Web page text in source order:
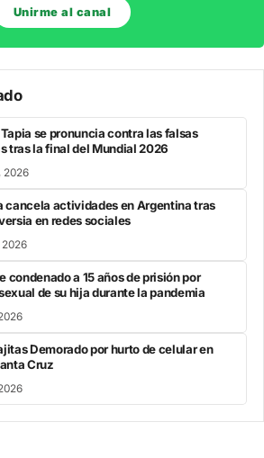
Unirme al canal
se pronuncia contra las falsas
tras la final del Mundial 2026
2026
cancela actividades en Argentina tras
en redes sociales
2026
condenado a 15 años de prisión por
de su hija durante la pandemia
Demorado por hurto de celular en
Cruz